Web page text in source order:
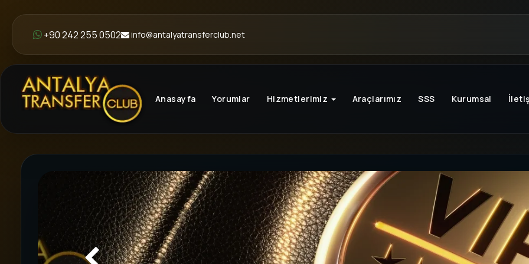
+90 242 255 0502 info@antalyatransferclub.net
Anasayfa Yorumlar Hizmetlerimiz Araçlarımız SSS Kurumsal